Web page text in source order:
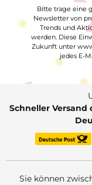
Bitte trage eine
Newsletter von
Trends und
werden. Diese
Zukunft unter
jedes E-
Schneller
Sie können